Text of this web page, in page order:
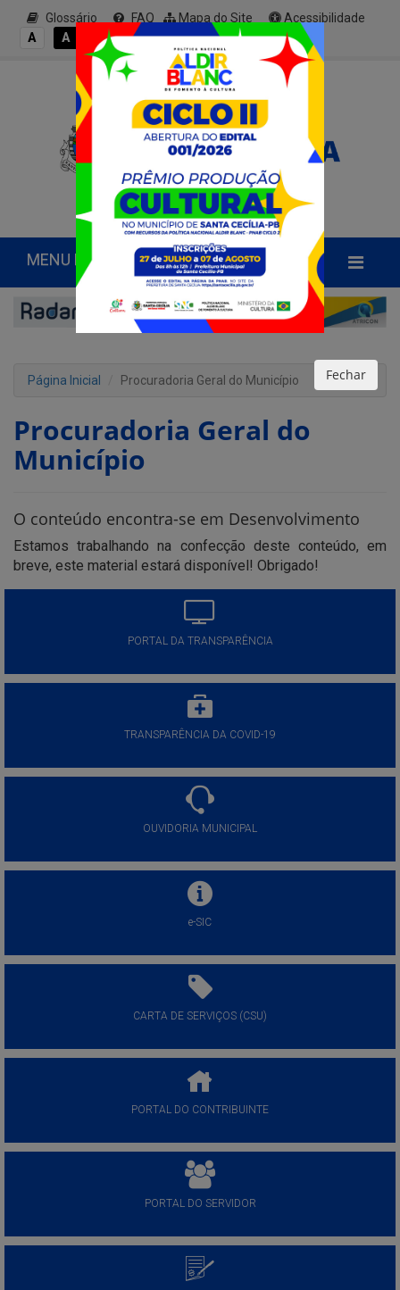
Glossário FAQ Mapa do Site
Acessibilidade
A
A A A+
MENU PRINCIPAL
Página Inicial Procuradoria Geral do Município
Procuradoria Geral do
Município
O conteúdo encontra-se em Desenvolvimento
Estamos trabalhando na confecção deste conteúdo, em
breve, este material estará disponível! Obrigado!
PORTAL DA TRANSPARÊNCIA
TRANSPARÊNCIA DA COVID-19
OUVIDORIA MUNICIPAL
e-SIC
CARTA DE SERVIÇOS (CSU)
PORTAL DO CONTRIBUINTE
PORTAL DO SERVIDOR
Fechar